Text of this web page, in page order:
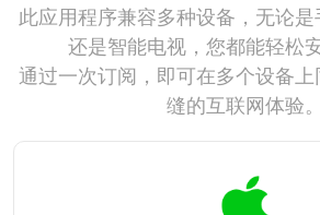
此应用程序兼容多种设备，无论
还是智能电视，您都能轻松
通过一次订阅，即可在多个设备
缝的互联网体验。